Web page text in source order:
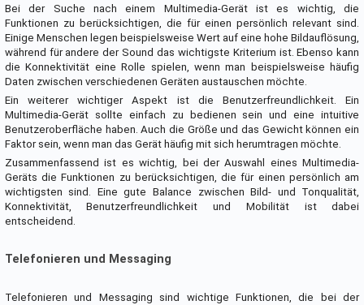
Bei der Suche nach einem Multimedia-Gerät ist es wichtig, die
Funktionen zu berücksichtigen, die für einen persönlich relevant sind.
Einige Menschen legen beispielsweise Wert auf eine hohe Bildauflösung,
während für andere der Sound das wichtigste Kriterium ist. Ebenso kann
die Konnektivität eine Rolle spielen, wenn man beispielsweise häufig
Daten zwischen verschiedenen Geräten austauschen möchte.
Ein weiterer wichtiger Aspekt ist die Benutzerfreundlichkeit. Ein
Multimedia-Gerät sollte einfach zu bedienen sein und eine intuitive
Benutzeroberfläche haben. Auch die Größe und das Gewicht können ein
Faktor sein, wenn man das Gerät häufig mit sich herumtragen möchte.
Zusammenfassend ist es wichtig, bei der Auswahl eines Multimedia-
Geräts die Funktionen zu berücksichtigen, die für einen persönlich am
wichtigsten sind. Eine gute Balance zwischen Bild- und Tonqualität,
Konnektivität, Benutzerfreundlichkeit und Mobilität ist dabei
entscheidend.
Telefonieren und Messaging
Telefonieren und Messaging sind wichtige Funktionen, die bei der